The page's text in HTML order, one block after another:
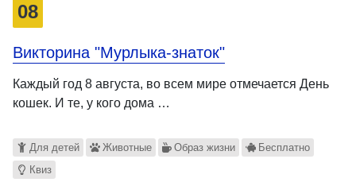
08
Викторина "Мурлыка-знаток"
Каждый год 8 августа, во всем мире отмечается День
кошек. И те, у кого дома …
Для детей Животные Образ жизни
Бесплатно
Квиз